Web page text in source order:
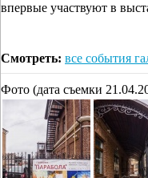
впервые участвуют в
Смотреть: все события
Фото (дата съемки